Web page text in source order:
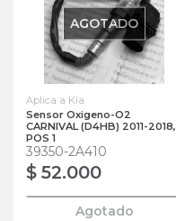
AGOTADO
Aplica a Kia
Sensor Oxigeno-O2
CARNIVAL (D4HB) 2011-2018,
POS 1
39350-2A410
$ 52.000
Agotado